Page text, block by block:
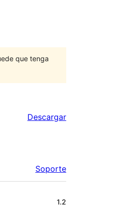
que tenga
Descargar
Soporte
1.2